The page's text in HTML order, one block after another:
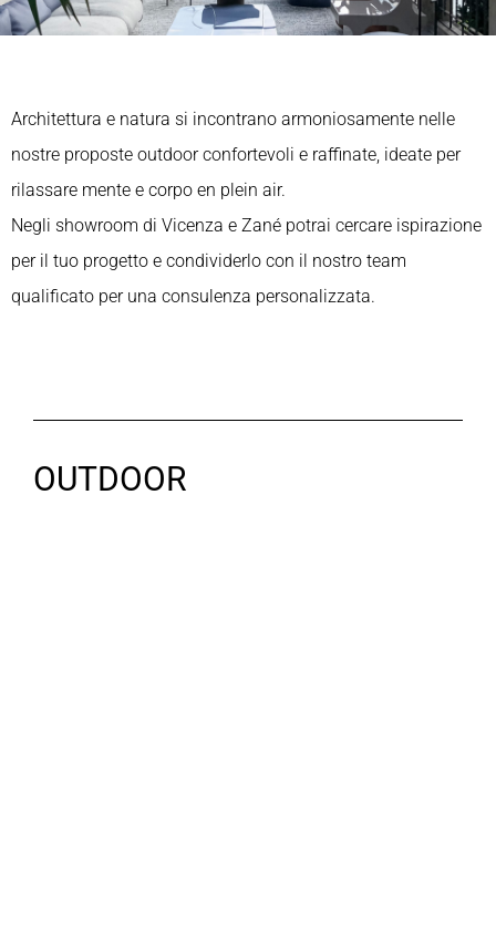
Architettura e natura si incontrano armoniosamente nelle
nostre proposte outdoor confortevoli e raffinate, ideate per
rilassare mente e corpo en plein air.
Negli showroom di Vicenza e Zané potrai cercare ispirazione
per il tuo progetto e condividerlo con il nostro team
qualificato per una consulenza personalizzata.
OUTDOOR